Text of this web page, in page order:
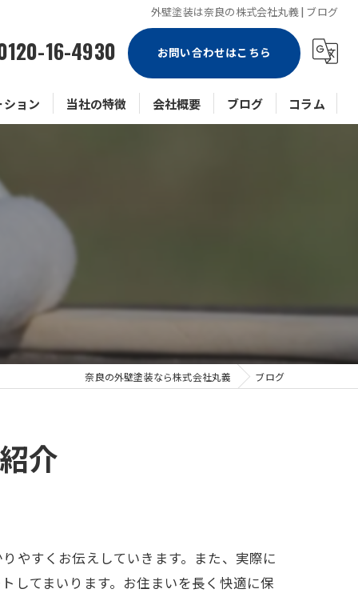
外壁塗装は奈良の株式会社丸義 | ブログ
16-4930 お問い合わせはこちら
ション 当社の特徴
ビル
防水工事
会社概要 ブログ コラム
奈良の外壁塗装なら株式会社丸義 ブログ
介
やすくお伝えしていきます。また、実際に
してまいります。お住まいを長く快適に保